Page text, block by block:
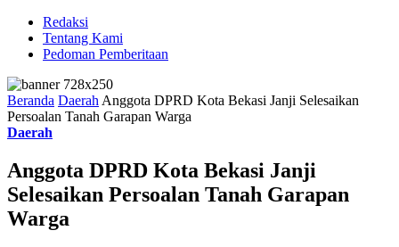
Redaksi
Tentang Kami
Pedoman Pemberitaan
Beranda Daerah Anggota DPRD Kota Bekasi Janji Selesaikan
Persoalan Tanah Garapan Warga
Daerah
Anggota DPRD Kota Bekasi Janji
Selesaikan Persoalan Tanah Garapan
Warga